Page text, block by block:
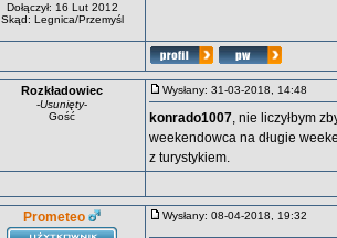
Dołączył: 16 Lut 2012
Skąd: Legnica/Przemyśl
Rozkładowiec
-Usunięty-
Gość
Wysłany: 31-03-2018, 14:48
konrado1007, nie liczyłbym
weekendowca na długie
z turystykiem.
Prometeo Wysłany: 08-04-2018, 19:32